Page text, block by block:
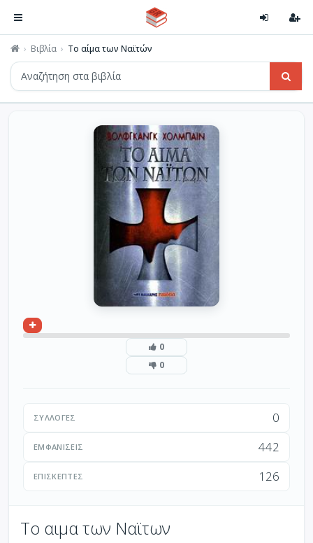
Βιβλία Το αίμα των Ναϊτών
0
0
ΣΥΛΛΟΓΈΣ 0
ΕΜΦΑΝΊΣΕΙΣ 442
ΕΠΙΣΚΈΠΤΕΣ 126
Το αιμα των Ναϊτων